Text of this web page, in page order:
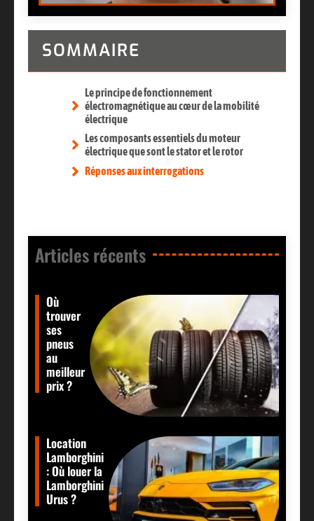
SOMMAIRE
Le principe de fonctionnement
électromagnétique au cœur de la mobilité
électrique
Les composants essentiels du moteur
électrique que sont le stator et le rotor
Réponses aux interrogations
Articles récents​
Où
trouver
ses
pneus
au
meilleur
prix ?
Location
Lamborghini
: Où louer la
Lamborghini
Urus ?